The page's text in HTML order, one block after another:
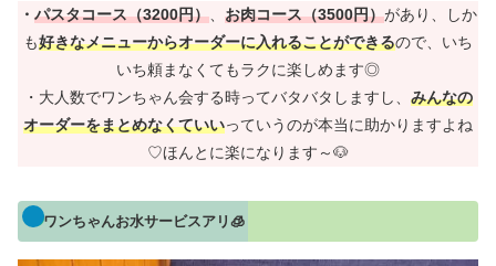
・ パスタコース（3200円） お肉コース（3500円）があり、しか
も好きなメニューからオーダーに入れることができるので、いち
いち頼まなくてもラクに楽しめます◎
・大人数でワンちゃん会する時ってバタバタしますし、 みんなの
オーダーをまとめなくていいっていうのが本当に助かりますよね
♡ほんとに楽になります～🐶
ワンちゃんお水サービスアリ🧊